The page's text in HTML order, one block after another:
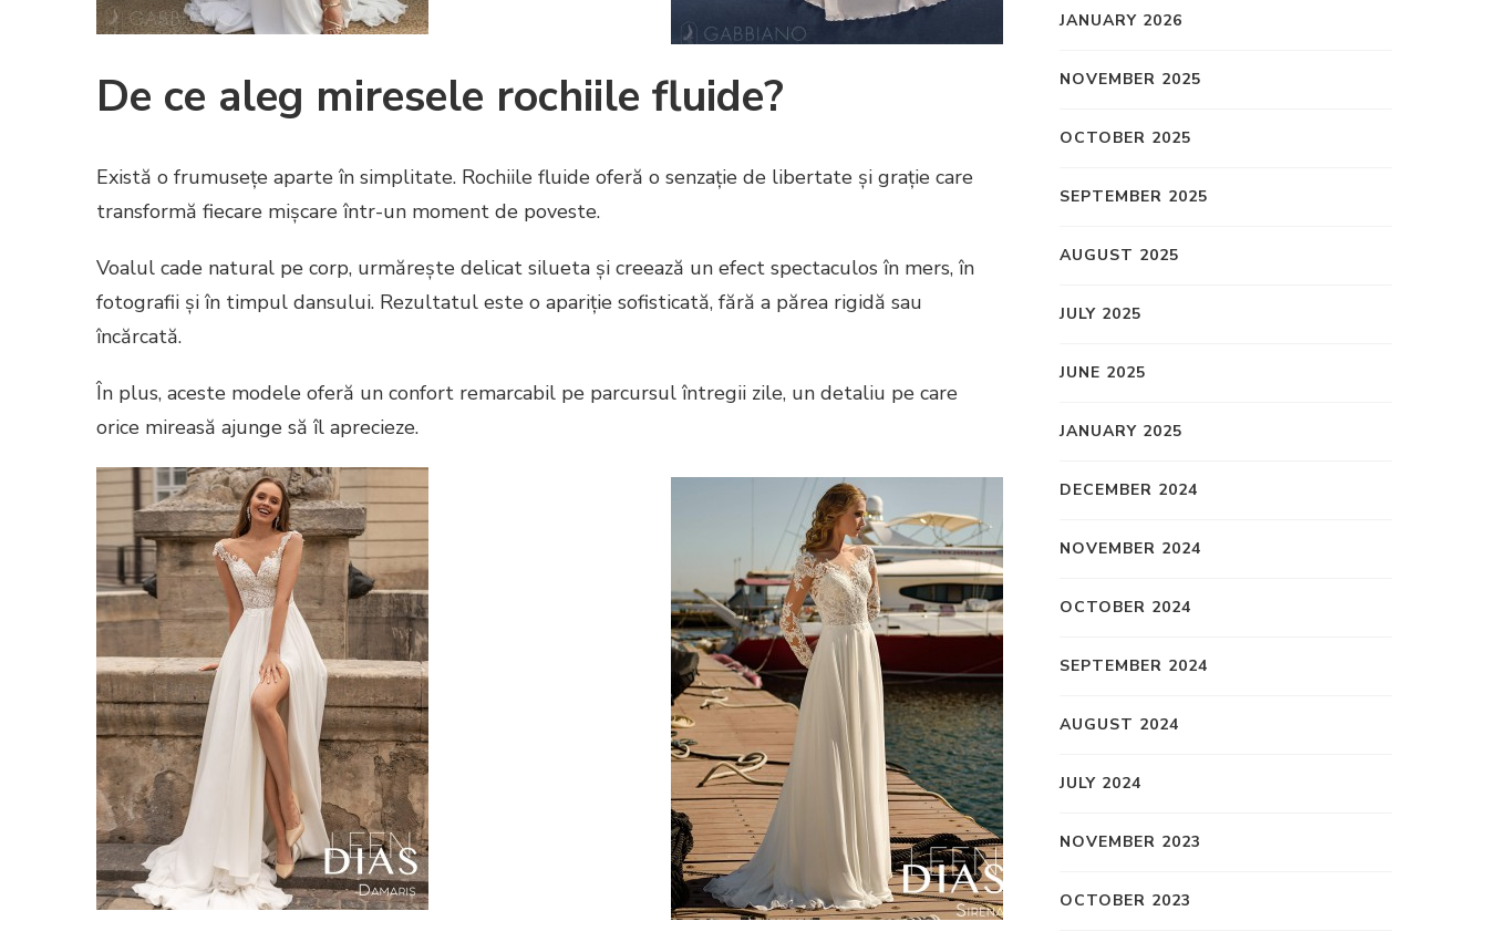
De ce aleg miresele rochiile fluide?
Există o frumusețe aparte în simplitate. Rochiile fluide oferă o senzație de libertate și grație care
transformă fiecare mișcare într-un moment de poveste.
Voalul cade natural pe corp, urmărește delicat silueta și creează un efect spectaculos în mers, în
fotografii și în timpul dansului. Rezultatul este o apariție sofisticată, fără a părea rigidă sau
încărcată.
În plus, aceste modele oferă un confort remarcabil pe parcursul întregii zile, un detaliu pe care
orice mireasă ajunge să îl aprecieze.
JANUARY 2026
NOVEMBER 2025
OCTOBER 2025
SEPTEMBER 2025
AUGUST 2025
JULY 2025
JUNE 2025
JANUARY 2025
DECEMBER 2024
NOVEMBER 2024
OCTOBER 2024
SEPTEMBER 2024
AUGUST 2024
JULY 2024
NOVEMBER 2023
OCTOBER 2023